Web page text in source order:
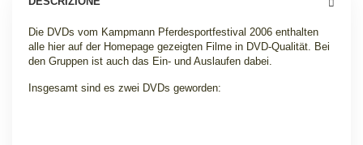
Die DVDs vom Kampmann Pferdesportfestival 2006 enthalten
alle hier auf der Homepage gezeigten Filme in DVD-Qualität. Bei
den Gruppen ist auch das Ein- und Auslaufen dabei.
Insgesamt sind es zwei DVDs geworden: